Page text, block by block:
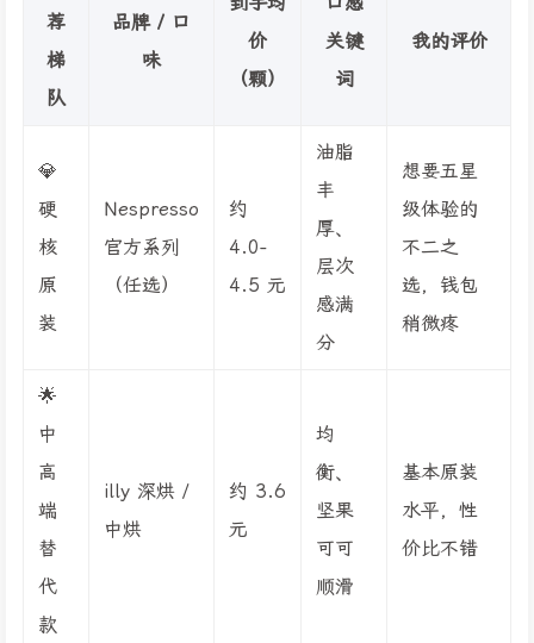
荐
梯
队
品牌 / 口
味
价
（颗）
关键
词
我的评价
💎
硬
核
原
装
Nespresso
官方系列
（任选）
约
4.0-
4.5 元
油脂
丰
厚、
层次
感满
分
想要五星
级体验的
不二之
选，钱包
稍微疼
🌟
中
高
端
替
代
款
illy 深烘 /
中烘
约 3.6
元
均
衡、
坚果
可可
顺滑
基本原装
水平，性
价比不错